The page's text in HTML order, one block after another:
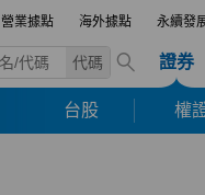
營業據點 海外據點 永續發
代碼 證券
台股 權